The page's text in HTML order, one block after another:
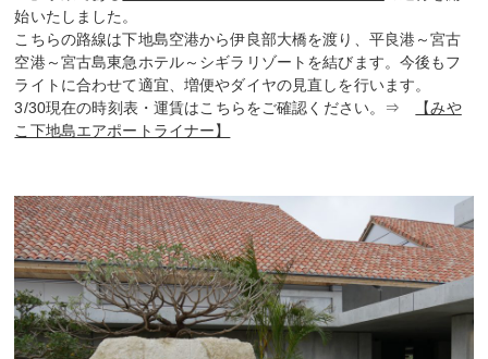
始いたしました。
こちらの路線は下地島空港から伊良部大橋を渡り、平良港～宮古
空港～宮古島東急ホテル～シギラリゾートを結びます。今後もフ
ライトに合わせて適宜、増便やダイヤの見直しを行います。
3/30現在の時刻表・運賃はこちらをご確認ください。⇒
【みや
こ下地島エアポートライナー】